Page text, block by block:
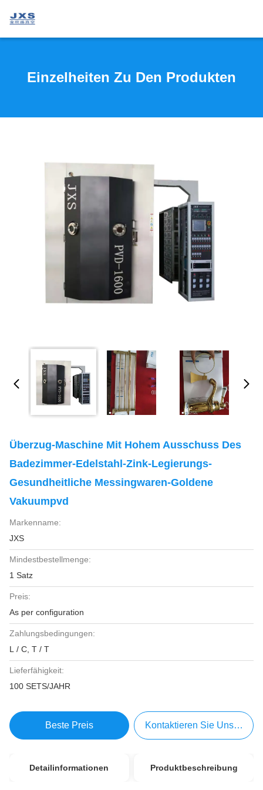
Einzelheiten Zu Den Produkten
Überzug-Maschine Mit Hohem Ausschuss Des
Badezimmer-Edelstahl-Zink-Legierungs-
Gesundheitliche Messingwaren-Goldene
Vakuumpvd
Markenname:
JXS
Mindestbestellmenge:
1 Satz
Preis:
As per configuration
Zahlungsbedingungen:
L / C, T / T
Lieferfähigkeit:
100 SETS/JAHR
Beste Preis Kontaktieren Sie Uns Jetzt
Detailinformationen Produktbeschreibung